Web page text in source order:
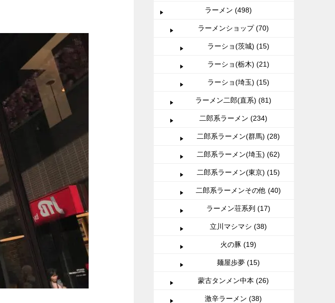
ラーメン (498)
ラーメンショップ (70)
ラーショ(茨城) (15)
ラーショ(栃木) (21)
ラーショ(埼玉) (15)
ラーメン二郎(直系) (81)
二郎系ラーメン (234)
二郎系ラーメン(群馬) (28)
二郎系ラーメン(埼玉) (62)
二郎系ラーメン(東京) (15)
二郎系ラーメンその他 (40)
ラーメン荘系列 (17)
立川マシマシ (38)
火の豚 (19)
麺屋歩夢 (15)
蒙古タンメン中本 (26)
激辛ラーメン (38)